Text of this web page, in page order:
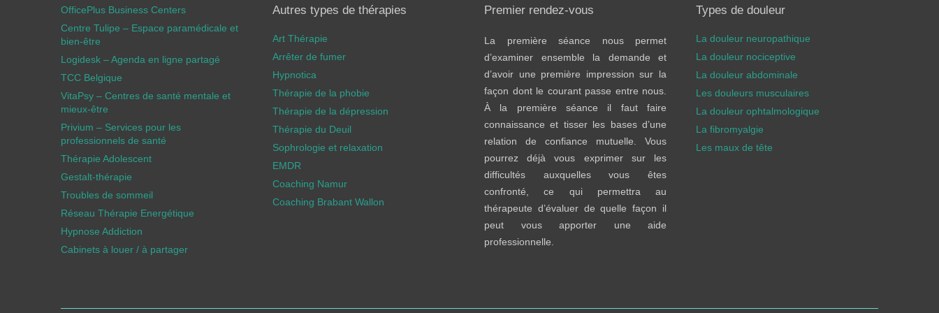
OfficePlus Business Centers
Centre Tulipe – Espace paramédicale et
bien-être
Logidesk – Agenda en ligne partagé
TCC Belgique
VitaPsy – Centres de santé mentale et
mieux-être
Privium – Services pour les
professionnels de santé
Thérapie Adolescent
Gestalt-thérapie
Troubles de sommeil
Réseau Thérapie Energétique
Hypnose Addiction
Cabinets à louer / à partager
Autres types de thérapies
Art Thérapie
Arrêter de fumer
Hypnotica
Thérapie de la phobie
Thérapie de la dépression
Thérapie du Deuil
Sophrologie et relaxation
EMDR
Coaching Namur
Coaching Brabant Wallon
Premier rendez-vous
La première séance nous permet
d’examiner ensemble la demande et
d’avoir une première impression sur la
façon dont le courant passe entre nous.
À la première séance il faut faire
connaissance et tisser les bases d’une
relation de confiance mutuelle. Vous
pourrez déjà vous exprimer sur les
difficultés auxquelles vous êtes
confronté, ce qui permettra au
thérapeute d’évaluer de quelle façon il
peut vous apporter une aide
professionnelle.
Types de douleur
La douleur neuropathique
La douleur nociceptive
La douleur abdominale
Les douleurs musculaires
La douleur ophtalmologique
La fibromyalgie
Les maux de tête